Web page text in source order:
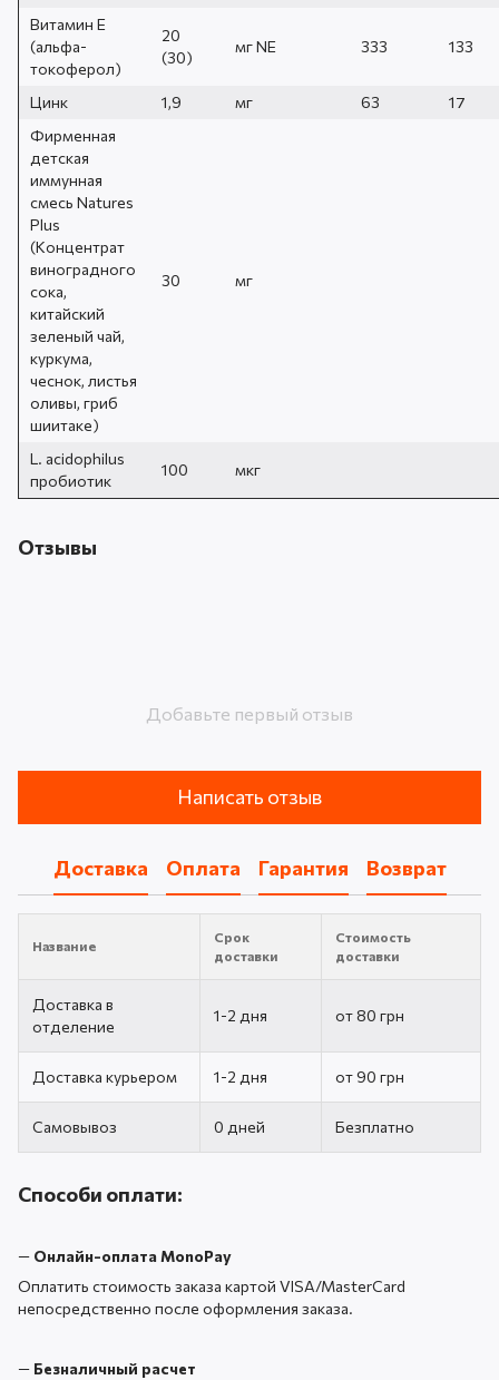
Витамин Е
(альфа-
токоферол)
20
(30)
мг NE 333 133
Цинк 1,9 мг 63
17
Фирменная
детская
иммунная
смесь Natures
Plus
(Концентрат
виноградного
сока,
китайский
зеленый чай,
куркума,
чеснок, листья
оливы, гриб
шиитаке)
30 мг
L. acidophilus
пробиотик
100 мкг
Отзывы
Добавьте первый отзыв
Написать отзыв
Доставка Оплата Гарантия Возврат
Название
Срок
доставки
Стоимость
доставки
Доставка в
отделение
1-2 дня от 80 грн
Доставка курьером 1-2 дня от 90 грн
Самовывоз 0 дней Безплатно
Способи оплати:
— Онлайн-оплата MonoPay
Оплатить стоимость заказа картой VISA/MasterCard
непосредственно после оформления заказа.
— Безналичный расчет